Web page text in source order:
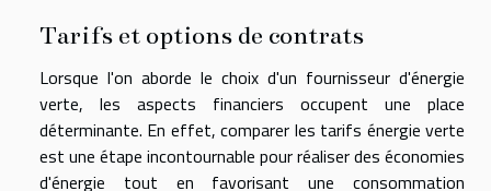
Tarifs et options de contrats
Lorsque l'on aborde le choix d'un fournisseur d'énergie
verte, les aspects financiers occupent une place
déterminante. En effet, comparer les tarifs énergie verte
est une étape incontournable pour réaliser des économies
d'énergie tout en favorisant une consommation